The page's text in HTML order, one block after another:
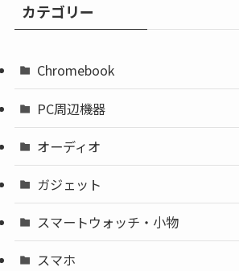
カテゴリー
Chromebook
PC周辺機器
オーディオ
ガジェット
スマートウォッチ・小物
スマホ